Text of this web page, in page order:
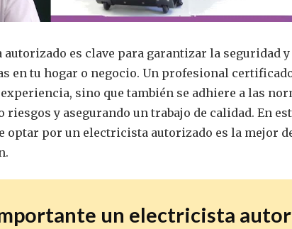
es clave para garantizar la seguridad
en tu hogar o negocio. Un profesional
sino que también se adhiere a las
y asegurando un trabajo de calidad. En
optar por un electricista autorizado es la mejor
un electricista